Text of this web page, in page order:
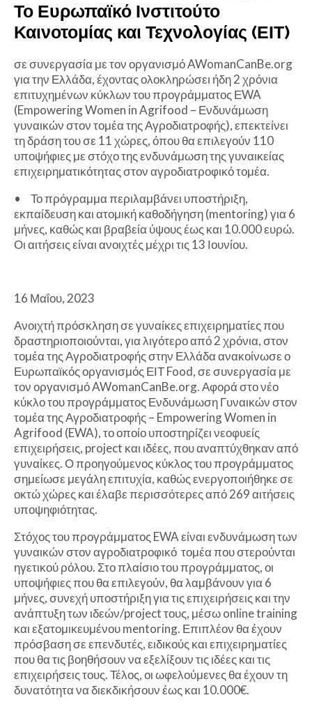
Το Ευρωπαϊκό Ινστιτούτο
Καινοτομίας και Τεχνολογίας (ΕΙΤ)
σε συνεργασία με τον οργανισμό AWomanCanBe.org
για την Ελλάδα, έχοντας ολοκληρώσει ήδη 2 χρόνια
επιτυχημένων κύκλων του προγράμματος ΕWA
(Empowering Women in Agrifood – Ενδυνάμωση
γυναικών στον τομέα της Αγροδιατροφής), επεκτείνει
τη δράση του σε 11 χώρες, όπου θα επιλεγούν 110
υποψήφιες με στόχο της ενδυνάμωση της γυναικείας
επιχειρηματικότητας στον αγροδιατροφικό τομέα.
•
Το πρόγραμμα περιλαμβάνει υποστήριξη,
εκπαίδευση και ατομική καθοδήγηση (mentoring) για 6
μήνες, καθώς και βραβεία ύψους έως και 10.000 ευρώ.
Οι αιτήσεις είναι ανοιχτές μέχρι τις 13 Ιουνίου.
16 Μαΐου, 2023
Ανοιχτή πρόσκληση σε γυναίκες επιχειρηματίες που
δραστηριοποιούνται, για λιγότερο από 2 χρόνια, στον
τομέα της Αγροδιατροφής στην Ελλάδα ανακοίνωσε ο
Ευρωπαϊκός οργανισμός ΕΙΤ Food, σε συνεργασία με
τον οργανισμό AWomanCanBe.org. Αφορά στο νέο
κύκλο του προγράμματος Ενδυνάμωση Γυναικών στον
τομέα της Αγροδιατροφής – Empowering Women in
Agrifood (EWA), το οποίο υποστηρίζει νεοφυείς
επιχειρήσεις, project και ιδέες, που αναπτύχθηκαν από
γυναίκες. Ο προηγούμενος κύκλος του προγράμματος
σημείωσε μεγάλη επιτυχία, καθώς ενεργοποιήθηκε σε
οκτώ χώρες και έλαβε περισσότερες από 269 αιτήσεις
υποψηφιότητας.
Στόχος του προγράμματος EWA είναι ενδυνάμωση των
γυναικών στον αγροδιατροφικό τομέα που στερούνται
ηγετικού ρόλου. Στο πλαίσιο του προγράμματος, οι
υποψήφιες που θα επιλεγούν, θα λαμβάνουν για 6
μήνες, συνεχή υποστήριξη για τις επιχειρήσεις και την
ανάπτυξη των ιδεών/project τους, μέσω online training
και εξατομικευμένου mentoring. Επιπλέον θα έχουν
πρόσβαση σε επενδυτές, ειδικούς και επιχειρηματίες
που θα τις βοηθήσουν να εξελίξουν τις ιδέες και τις
επιχειρήσεις τους. Τέλος, οι ωφελούμενες θα έχουν τη
δυνατότητα να διεκδικήσουν έως και 10.000€.